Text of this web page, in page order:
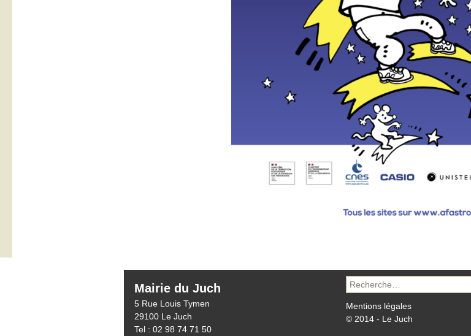
Mairie du Juch
5 Rue Louis Tymen
29100 Le Juch
Tel : 02 98 74 71 50
Recherche
pour :
Mentions légales
© 2014 - Le Juch